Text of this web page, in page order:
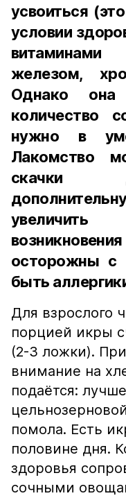
усвоиться
условии
железом,
Однако она
количество
нужно в
Лакомство
скачки
осторожны с
быть
Для взрослого
порцией икры
(2-3 ложки).
внимание на
подаётся:
помола. Есть
половине дня.
здоровья
сочными